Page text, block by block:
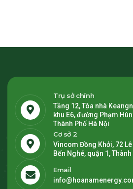
Trụ sở chính
Tầng 12, Tòa nhà
khu E6, đường Phạm
Thành Phố Hà Nội
Cơ sở 2
Vincom Đồng Khởi, 72
Bến Nghé, quận 1,
Email